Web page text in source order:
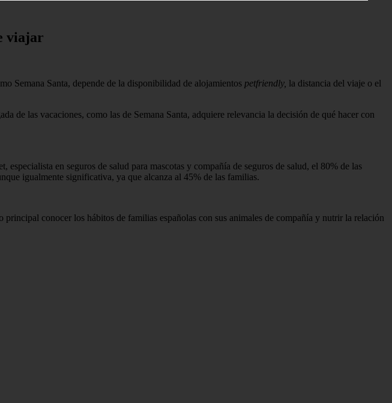
viajar
Semana Santa, depende de la disponibilidad de alojamientos petfriendly, la distancia del viaje o el
de las vacaciones, como las de Semana Santa, adquiere relevancia la decisión de qué hacer con
en seguros de salud para mascotas y compañía de seguros de salud, el 80% de las
igualmente significativa, ya que alcanza al 45% de las familias.
conocer los hábitos de familias españolas con sus animales de compañía y nutrir la relación